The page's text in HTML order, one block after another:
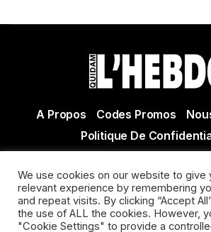
A Propos Codes Promos
Politique De
Actualité Agen - Actualité en lot et
Villeneuve sur Lot
We use cookies on our website to give
relevant experience by remembering
and repeat visits. By clicking “Accept
the use of ALL the cookies. However,
"Cookie Settings" to provide a